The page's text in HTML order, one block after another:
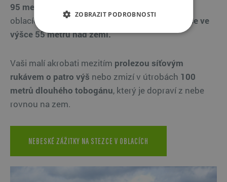
95 metrů nad horským údolím
oblacích překonáte svůj strach z výšky na
kapce ve
výšce 55 metrů nad zemí.
Vaši malí akrobati mezitím prolezou síťovým
rukávem o patro výš nebo zmizí v útrobách 100
metrů dlouhého tobogánu, který je dopraví z nebe
rovnou na zem.
NEBESKÉ ZÁŽITKY NA STEZCE V OBLACÍCH
ZOBRAZIT PODROBNOSTI